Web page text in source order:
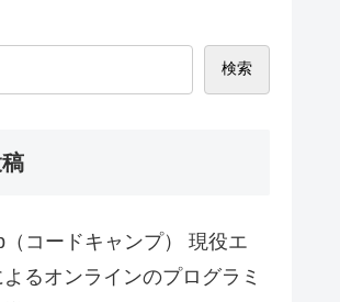
検索
（コードキャンプ） 現役エ
るオンラインのプログラミ